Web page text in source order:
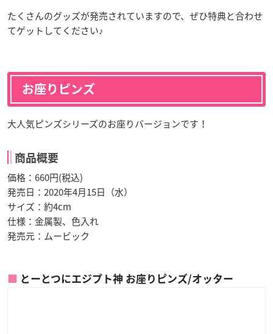
たくさんのグッズが発売されていますので、ぜひ特典と合わせ
てゲットしてください♪
お座りピンズ
大人気ピンズシリーズのお座りバージョンです！
商品概要
価格：660円(税込)
発売日：2020年4月15日（水）
サイズ：約4cm
仕様：金属製、色入れ
発売元：ムービック
とーとつにエジプト神 お座りピンズ/オッター